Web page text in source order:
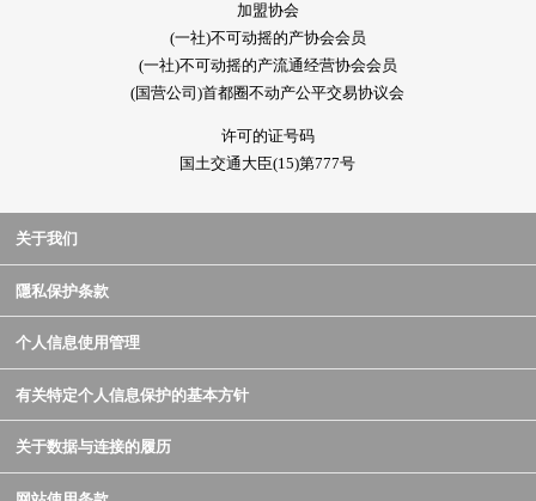
加盟协会
(一社)不可动摇的产协会会员
(一社)不可动摇的产流通经营协会会员
(国营公司)首都圈不动产公平交易协议会
许可的证号码
国土交通大臣(15)第777号
关于我们
隱私保护条款
个人信息使用管理
有关特定个人信息保护的基本方针
关于数据与连接的履历